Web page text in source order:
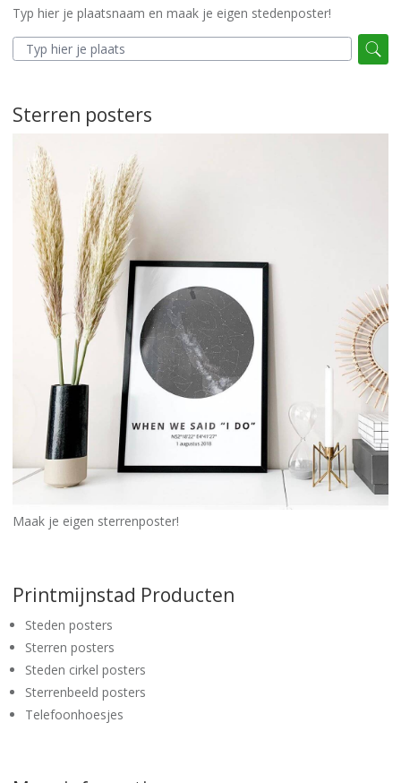
Typ hier je plaatsnaam en maak je eigen stedenposter!
Sterren posters
Maak je eigen sterrenposter!
Printmijnstad Producten
Steden posters
Sterren posters
Steden cirkel posters
Sterrenbeeld posters
Telefoonhoesjes